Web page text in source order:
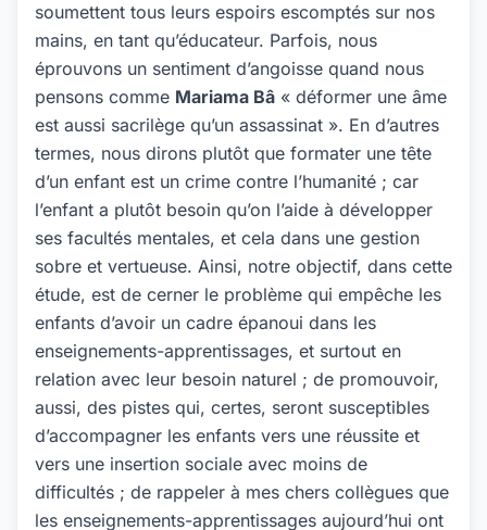
soumettent tous leurs espoirs escomptés sur nos
mains, en tant qu’éducateur. Parfois, nous
éprouvons un sentiment d’angoisse quand nous
pensons comme Mariama Bâ « déformer une âme
est aussi sacrilège qu’un assassinat ». En d’autres
termes, nous dirons plutôt que formater une tête
d’un enfant est un crime contre l’humanité ; car
l’enfant a plutôt besoin qu’on l’aide à développer
ses facultés mentales, et cela dans une gestion
sobre et vertueuse. Ainsi, notre objectif, dans cette
étude, est de cerner le problème qui empêche les
enfants d’avoir un cadre épanoui dans les
enseignements-apprentissages, et surtout en
relation avec leur besoin naturel ; de promouvoir,
aussi, des pistes qui, certes, seront susceptibles
d’accompagner les enfants vers une réussite et
vers une insertion sociale avec moins de
difficultés ; de rappeler à mes chers collègues que
les enseignements-apprentissages aujourd’hui ont